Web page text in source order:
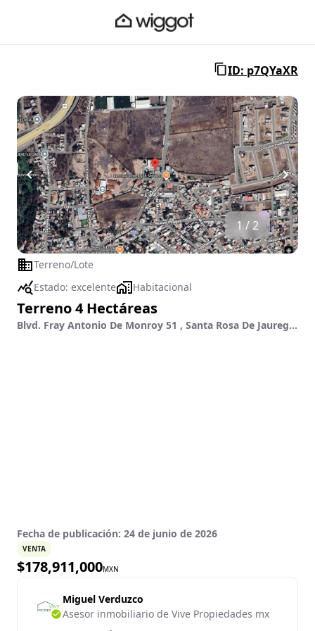
ID: p7QYaXR
1 / 2
Terreno/Lote
Estado: excelente Habitacional
Terreno 4 Hectáreas
Blvd. Fray Antonio De Monroy 51 , Santa Rosa De Jauregui, Querétaro, Querétaro
Fecha de publicación: 24 de junio de 2026
VENTA
$178,911,000MXN
Miguel Verduzco
Asesor inmobiliario de Vive Propiedades mx